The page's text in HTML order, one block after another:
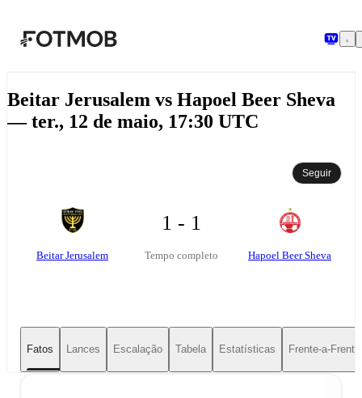
Beitar Jerusalem vs Hapoel Beer Sheva
— ter., 12 de maio, 17:30 UTC
Seguir
Beitar Jerusalem
1 - 1
Tempo completo Hapoel Beer Sheva
Fatos Lances Escalação Tabela Estatísticas Frente-a-Frente